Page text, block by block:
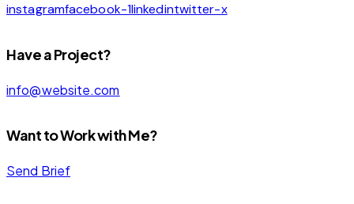
instagramfacebook-1linkedintwitter-x
Have a Project?
info@website.com
Want to Work with Me?
Send Brief